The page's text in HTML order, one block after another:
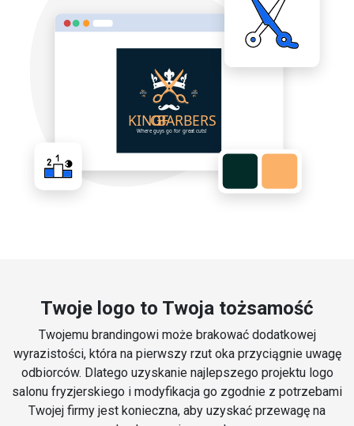
Twoje logo to Twoja tożsamość
Twojemu brandingowi może brakować dodatkowej
wyrazistości, która na pierwszy rzut oka przyciągnie uwagę
odbiorców. Dlatego uzyskanie najlepszego projektu logo
salonu fryzjerskiego i modyfikacja go zgodnie z potrzebami
Twojej firmy jest konieczna, aby uzyskać przewagę na